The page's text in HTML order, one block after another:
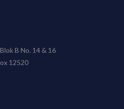
B No. 14 & 16
12520